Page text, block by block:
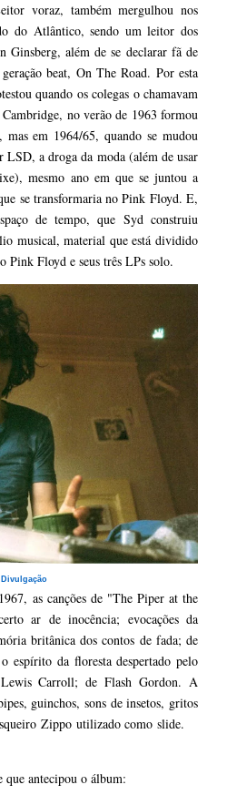
voraz, também mergulhou nos
do Atlântico, sendo um leitor dos
Ginsberg, além de se declarar fã de
beat, On The Road. Por esta
quando os colegas o chamavam
no verão de 1963 formou
mas em 1964/65, quando se mudou
LSD, a droga da moda (além de usar
mesmo ano em que se juntou a
se transformaria no Pink Floyd. E,
de tempo, que Syd construiu
musical, material que está dividido
Pink Floyd e seus três LPs solo.
Divulgação
as canções de "The Piper at the
ar de inocência; evocações da
britânica dos contos de fada; de
espírito da floresta despertado pelo
Carroll; de Flash Gordon. A
guinchos, sons de insetos, gritos
Zippo utilizado como slide.
que antecipou o álbum: